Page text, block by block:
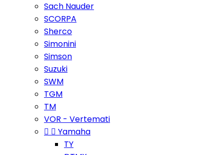
Sach Nauder
SCORPA
Sherco
Simonini
Simson
Suzuki
SWM
TGM
TM
VOR - Vertemati
  Yamaha
TY